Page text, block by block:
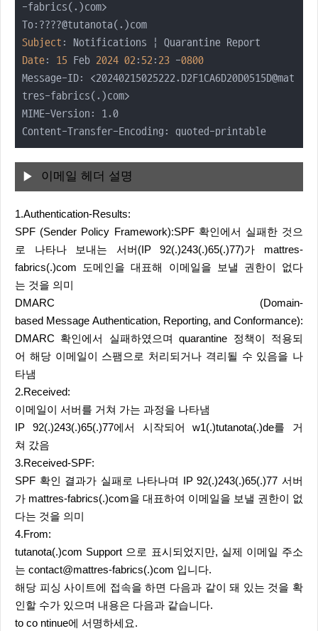
-fabrics(.)com>
Subject
Date: 15 Feb 2024 02:52: 23 -0800
Message-ID: <20240215025222.D2F1CA6D20D0515D@mat
tres-fabrics(.)com>
MIME-Version: 1.0
Content-Transfer-Encoding: quoted-printable
이메일 헤더 설명
1.Authentication-Results:
SPF (Sender Policy Framework):SPF 확인에서 실패한 것으
로 나타나 보내는 서버(IP 92(.)243(.)65(.)77)가 mattres-
fabrics(.)com 도메인을 대표해 이메일을 보낼 권한이 없다
는 것을 의미
DMARC (Domain-
based Message Authentication, Reporting, and Conformance):
DMARC 확인에서 실패하였으며 quarantine 정책이 적용되
어 해당 이메일이 스팸으로 처리되거나 격리될 수 있음을 나
타냄
2.Received:
이메일이 서버를 거쳐 가는 과정을 나타냄
IP 92(.)243(.)65(.)77에서 시작되어 w1(.)tutanota(.)de를 거
쳐 갔음
3.Received-SPF:
SPF 확인 결과가 실패로 나타나며 IP 92(.)243(.)65(.)77 서버
가 mattres-fabrics(.)com을 대표하여 이메일을 보낼 권한이 없
다는 것을 의미
4.From:
tutanota(.)com Support 으로 표시되었지만, 실제 이메일 주소
는 contact@mattres-fabrics(.)com 입니다.
해당 피싱 사이트에 접속을 하면 다음과 같이 돼 있는 것을 확
인할 수가 있으며 내용은 다음과 같습니다.
to co ntinue에 서명하세요.